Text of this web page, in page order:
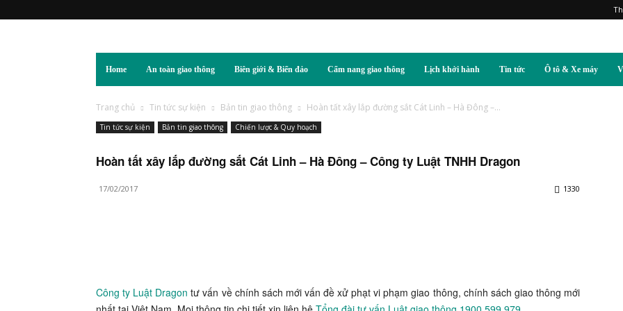
Home An toàn giao thông Biên giới & Biển đảo Cẩm nang giao thông Lịch khởi hành Tin tức Ô tô & Xe máy
Trang chủ Tin tức sự kiện Bản tin giao thông Hoàn tất xây lắp đường sắt Cát Linh – Hà Đông –...
Tin tức sự kiện Bản tin giao thông Chiến lược & Quy hoạch
Hoàn tất xây lắp đường sắt Cát Linh – Hà Đông – Công ty Luật TNHH Dragon
17/02/2017 1330
Công ty Luật Dragontư vấn về chính sách mới vấn đề xử phạt vi phạm giao thông, chính sách giao thông mới